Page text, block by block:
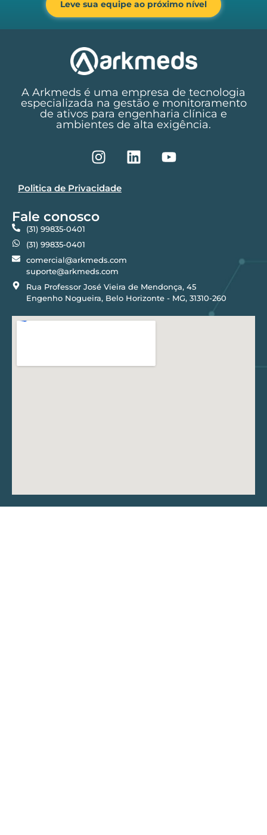
Leve sua equipe ao próximo nível
A Arkmeds é uma empresa de tecnologia
especializada na gestão e monitoramento
de ativos para engenharia clínica e
ambientes de alta exigência.
Politica de Privacidade
Fale conosco
(31) 99835-0401
(31) 99835-0401
comercial@arkmeds.com
suporte@arkmeds.com
Rua Professor José Vieira de Mendonça, 45
Engenho Nogueira, Belo Horizonte - MG, 31310-260